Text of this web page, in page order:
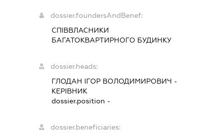
dossier.foundersAndBenef:
СПІВВЛАСНИКИ
БАГАТОКВАРТИРНОГО БУДИНКУ
dossier.heads:
ГЛОДАН ІГОР ВОЛОДИМИРОВИЧ -
КЕРІВНИК
dossier.position -
dossier.beneficiaries: